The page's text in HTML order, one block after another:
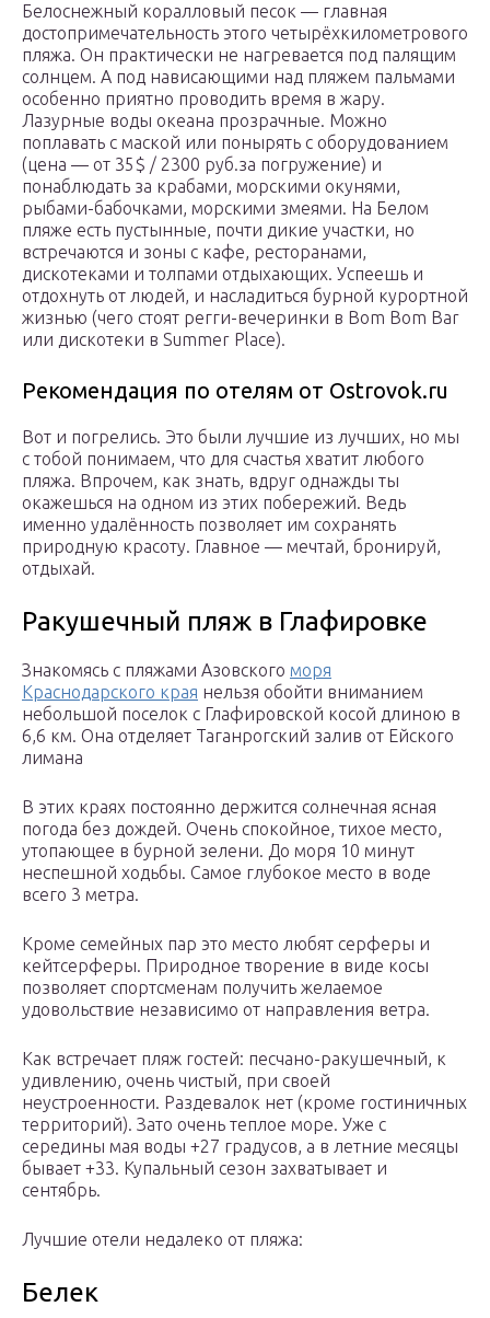
Белоснежный коралловый песок — главная
достопримечательность этого четырёхкилометрового
пляжа. Он практически не нагревается под палящим
солнцем. А под нависающими над пляжем пальмами
особенно приятно проводить время в жару.
Лазурные воды океана прозрачные. Можно
поплавать с маской или понырять с оборудованием
(цена — от 35$ / 2300 руб.за погружение) и
понаблюдать за крабами, морскими окунями,
рыбами-бабочками, морскими змеями. На Белом
пляже есть пустынные, почти дикие участки, но
встречаются и зоны с кафе, ресторанами,
дискотеками и толпами отдыхающих. Успеешь и
отдохнуть от людей, и насладиться бурной курортной
жизнью (чего стоят регги-вечеринки в Bom Bom Bar
или дискотеки в Summer Place).
Рекомендация по отелям от Ostrovok.ru
Вот и погрелись. Это были лучшие из лучших, но мы
с тобой понимаем, что для счастья хватит любого
пляжа. Впрочем, как знать, вдруг однажды ты
окажешься на одном из этих побережий. Ведь
именно удалённость позволяет им сохранять
природную красоту. Главное — мечтай, бронируй,
отдыхай.
Ракушечный пляж в Глафировке
Знакомясь с пляжами Азовского моря
Краснодарского края нельзя обойти вниманием
небольшой поселок с Глафировской косой длиною в
6,6 км. Она отделяет Таганрогский залив от Ейского
лимана
В этих краях постоянно держится солнечная ясная
погода без дождей. Очень спокойное, тихое место,
утопающее в бурной зелени. До моря 10 минут
неспешной ходьбы. Самое глубокое место в воде
всего 3 метра.
Кроме семейных пар это место любят серферы и
кейтсерферы. Природное творение в виде косы
позволяет спортсменам получить желаемое
удовольствие независимо от направления ветра.
Как встречает пляж гостей: песчано-ракушечный, к
удивлению, очень чистый, при своей
неустроенности. Раздевалок нет (кроме гостиничных
территорий). Зато очень теплое море. Уже с
середины мая воды +27 градусов, а в летние месяцы
бывает +33. Купальный сезон захватывает и
сентябрь.
Лучшие отели недалеко от пляжа:
Белек